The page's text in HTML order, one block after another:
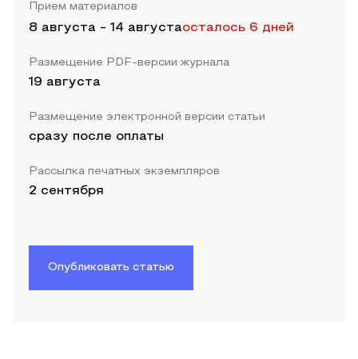
Прием материалов
8 августа - 14 августаосталось 6 дней
Размещение PDF-версии журнала
19 августа
Размещение электронной версии статьи
сразу после оплаты
Рассылка печатных экземпляров
2 сентября
Опубликовать статью